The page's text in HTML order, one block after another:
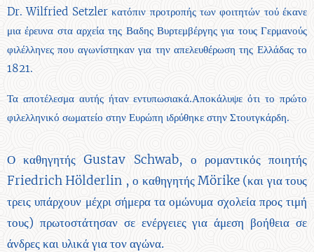
Dr. Wilfried Setzler κατόπιν προτροπής των φοιτητών τού έκανε
μια έρευνα στα αρχεία της Βαδης Βυρτεμβέργης για τους Γερμανούς
φιλέλληνες που αγωνίστηκαν για την απελευθέρωση της Ελλάδας το
1821.
Τα αποτέλεσμα αυτής ήταν εντυπωσιακά.Αποκάλυψε ότι το πρώτο
φιλελληνικό σωματείο στην Ευρώπη ιδρύθηκε στην Στουτγκάρδη.
Ο καθηγητής Gustav Schwab, ο ρομαντικός ποιητής
Friedrich Hölderlin , ο καθηγητής Mörike (και για τους
τρεις υπάρχουν μέχρι σήμερα τα ομώνυμα σχολεία προς τιμή
τους) πρωτοστάτησαν σε ενέργειες για άμεση βοήθεια σε
άνδρες και υλικά για τον αγώνα.